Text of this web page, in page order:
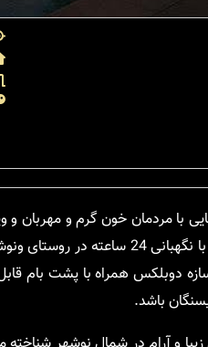
250متر مربع زمین در شهرکی
دوبلکس همراه با پشت بام
باشد.